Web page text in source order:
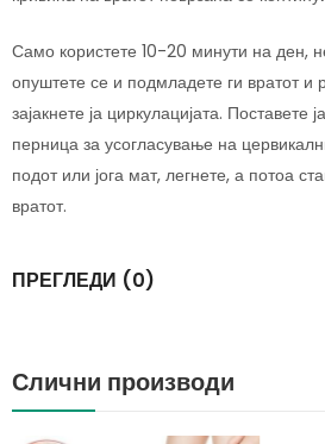
Само користете 10-20 минути на ден,
опуштете се и подмладете ги вратот и
зајакнете ја циркулацијата. Поставете
перница за усогласување на
подот или јога мат, легнете, а потоа
вратот.
ПРЕГЛЕДИ (0)
Слични производи